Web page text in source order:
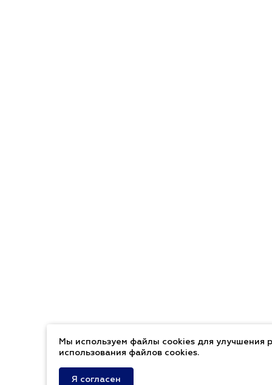
Мы используем файлы cookies для улучшения
использования файлов cookies.
Я согласен